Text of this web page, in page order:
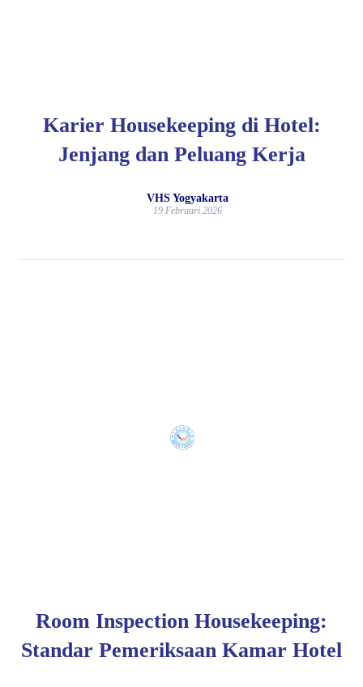
Karier Housekeeping di Hotel:
Jenjang dan Peluang Kerja
VHS Yogyakarta
19 Februari 2026
Room Inspection Housekeeping:
Standar Pemeriksaan Kamar Hotel